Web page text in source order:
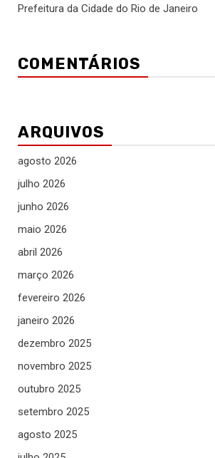
Prefeitura da Cidade do Rio de Janeiro
COMENTÁRIOS
ARQUIVOS
agosto 2026
julho 2026
junho 2026
maio 2026
abril 2026
março 2026
fevereiro 2026
janeiro 2026
dezembro 2025
novembro 2025
outubro 2025
setembro 2025
agosto 2025